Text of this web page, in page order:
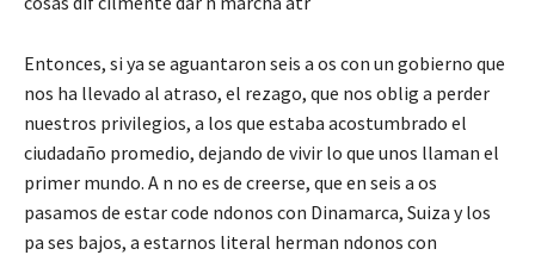
Entonces, si ya se aguantaron seis a os con un gobierno que
nos ha llevado al atraso, el rezago, que nos oblig a perder
nuestros privilegios, a los que estaba acostumbrado el
ciudadaño promedio, dejando de vivir lo que unos llaman el
primer mundo. A n no es de creerse, que en seis a os
pasamos de estar code ndonos con Dinamarca, Suiza y los
pa ses bajos, a estarnos literal herman ndonos con